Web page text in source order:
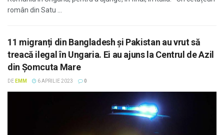
român din Satu ...
11 migranți din Bangladesh şi Pakistan au vrut să
treacă ilegal în Ungaria. Ei au ajuns la Centrul de Azil
din Şomcuta Mare
DE EMM 6 APRILIE 2023 0